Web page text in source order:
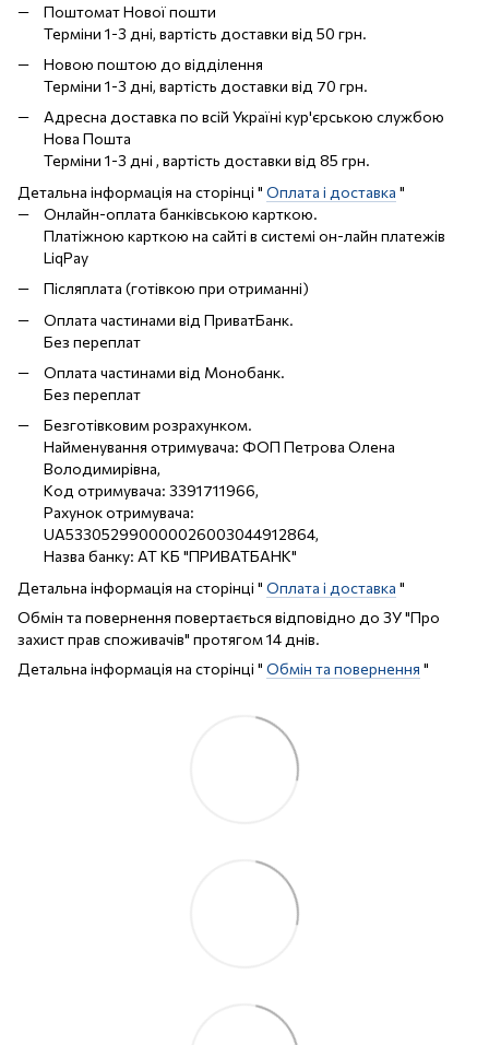
Поштомат Нової пошти
Терміни 1-3 дні, вартість доставки від 50 грн.
Новою поштою до відділення
Терміни 1-3 дні, вартість доставки від 70 грн.
Адресна доставка по всій Україні кур'єрською службою
Нова Пошта
Терміни 1-3 дні , вартість доставки від 85 грн.
Детальна інформація на сторінці " Оплата і доставка "
Онлайн-оплата банківською карткою.
Платіжною карткою на сайті в системі он-лайн платежів
LiqPay
Післяплата (готівкою при отриманні)
Оплата частинами від ПриватБанк.
Без переплат
Оплата частинами від Монобанк.
Без переплат
Безготівковим розрахунком.
Найменування отримувача: ФОП Петрова Олена
Володимирівна,
Код отримувача: 3391711966,
Рахунок отримувача:
UA533052990000026003044912864,
Назва банку: АТ КБ "ПРИВАТБАНК"
Детальна інформація на сторінці " Оплата і доставка "
Обмін та повернення повертається відповідно до ЗУ "Про
захист прав споживачів" протягом 14 днів.
Детальна інформація на сторінці " Обмін та повернення "